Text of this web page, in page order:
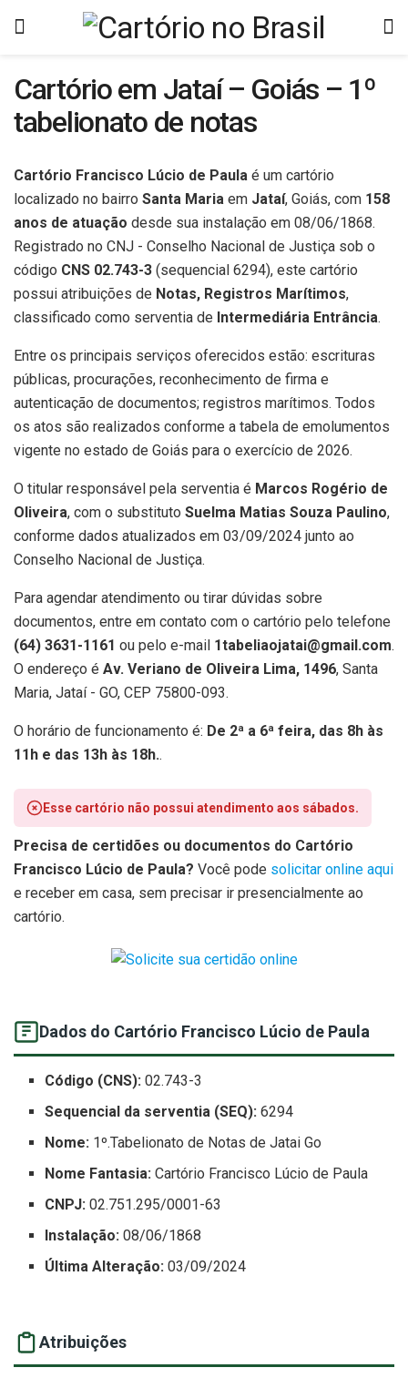
Cartório em Jataí – Goiás – 1º
tabelionato de notas
Cartório Francisco Lúcio de Paula é um cartório
localizado no bairro Santa Maria em Jataí, Goiás, com 158
anos de atuação desde sua instalação em 08/06/1868.
Registrado no CNJ - Conselho Nacional de Justiça sob o
código CNS 02.743-3 (sequencial 6294), este cartório
possui atribuições de Notas, Registros Marítimos,
classificado como serventia de Intermediária Entrância.
Entre os principais serviços oferecidos estão: escrituras
públicas, procurações, reconhecimento de firma e
autenticação de documentos; registros marítimos. Todos
os atos são realizados conforme a tabela de emolumentos
vigente no estado de Goiás para o exercício de 2026.
O titular responsável pela serventia é Marcos Rogério de
Oliveira, com o substituto Suelma Matias Souza Paulino,
conforme dados atualizados em 03/09/2024 junto ao
Conselho Nacional de Justiça.
Para agendar atendimento ou tirar dúvidas sobre
documentos, entre em contato com o cartório pelo telefone
(64) 3631-1161 ou pelo e-mail 1tabeliaojatai@gmail.com.
O endereço é Av. Veriano de Oliveira Lima, 1496, Santa
Maria, Jataí - GO, CEP 75800-093.
O horário de funcionamento é: De 2ª a 6ª feira, das 8h às
11h e das 13h às 18h..
Esse cartório não possui atendimento aos sábados.
Precisa de certidões ou documentos do Cartório
Francisco Lúcio de Paula? Você pode solicitar online aqui
e receber em casa, sem precisar ir presencialmente ao
cartório.
Dados do Cartório Francisco Lúcio de Paula
Código (CNS): 02.743-3
Sequencial da serventia (SEQ): 6294
Nome: 1º.Tabelionato de Notas de Jatai Go
Nome Fantasia: Cartório Francisco Lúcio de Paula
CNPJ: 02.751.295/0001-63
Instalação: 08/06/1868
Última Alteração: 03/09/2024
Atribuições